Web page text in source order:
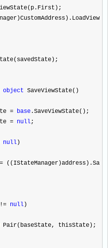
object SaveViewState()
= base.SaveViewState();
= null;
null)
= ((IStateManager)address).Sa
!= null)
Pair(baseState, thisState);